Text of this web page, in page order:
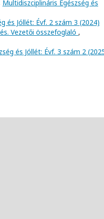
Multidiszciplináris Egészség és
és Jóllét: Évf. 2 szám 3 (2024)
Vezetői összefoglaló ,
és Jóllét: Évf. 3 szám 2